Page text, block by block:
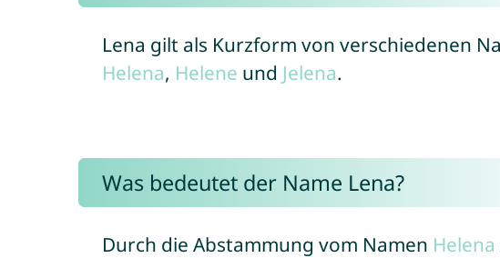
Lena gilt als Kurzform von verschiedenen
Helena, Helene und Jelena.
Was bedeutet der Name Lena?
Durch die Abstammung vom Namen Helena